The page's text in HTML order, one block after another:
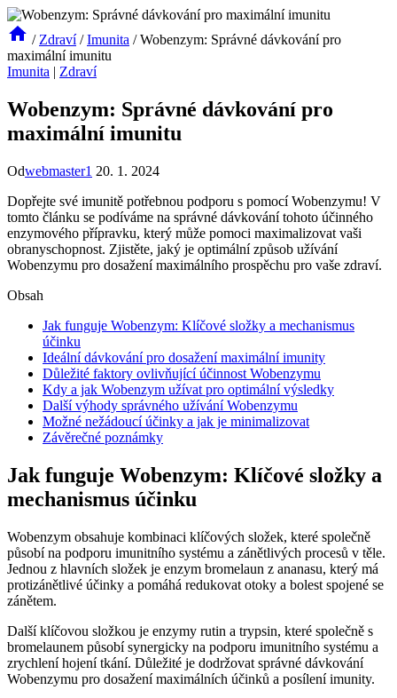
/ Zdraví / Imunita / Wobenzym: Správné dávkování pro
maximální imunitu
Imunita | Zdraví
Wobenzym: Správné dávkování pro
maximální imunitu
Odwebmaster1 20. 1. 2024
Dopřejte své imunitě potřebnou podporu s pomocí Wobenzymu! V
tomto článku se podíváme na správné dávkování tohoto účinného
enzymového přípravku, který může pomoci maximalizovat vaši
obranyschopnost. Zjistěte, jaký je optimální způsob užívání
Wobenzymu pro dosažení maximálního prospěchu pro vaše zdraví.
Obsah
Jak funguje Wobenzym: Klíčové složky a mechanismus
účinku
Ideální dávkování pro dosažení maximální imunity
Důležité faktory ovlivňující účinnost Wobenzymu
Kdy a jak Wobenzym užívat pro optimální výsledky
Další výhody správného užívání Wobenzymu
Možné nežádoucí účinky a jak je minimalizovat
Závěrečné poznámky
Jak funguje Wobenzym: Klíčové složky a
mechanismus účinku
Wobenzym obsahuje kombinaci klíčových složek, které společně
působí na podporu imunitního systému a zánětlivých procesů v těle.
Jednou z hlavních složek je enzym bromelaun z ananasu, který má
protizánětlivé účinky a pomáhá redukovat otoky a bolest spojené se
zánětem.
Další klíčovou složkou je enzymy rutin a trypsin, které společně s
bromelaunem působí synergicky na podporu imunitního systému a
zrychlení hojení tkání. Důležité je dodržovat správné dávkování
Wobenzymu pro dosažení maximálních účinků a posílení imunity.